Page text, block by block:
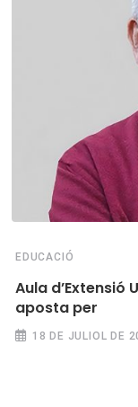
EDUCACIÓ
Aula d’Extensió
aposta per
18 DE JULIOL DE